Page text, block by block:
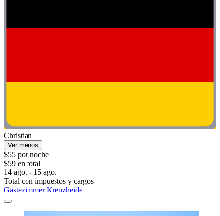
Christian
Ver menos
$55 por noche
$59 en total
14 ago. - 15 ago.
Total con impuestos y cargos
Gästezimmer Kreuzheide